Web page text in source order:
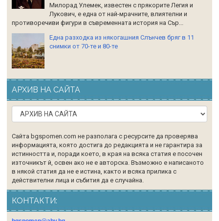
Милорад Улемек, известен с прякорите Легия и
Лукович, е една от най-мрачните, влиятелни и
противоречиви фигури в съвременната история на Сър...
Една разходка из някогашния Слънчев бряг в 11
снимки от 70-те и 80-те
АРХИВ НА САЙТА
Сайта bgspomen.com не разполага с ресурсите да проверява
информацията, която достига до редакцията и не гарантира за
истинността и, поради което, в края на всяка статия е посочен
източникът й, освен ако не е авторска. Възможно е написаното
в някой статия да не е истина, както и всяка прилика с
действителни лица и събития да е случайна.
КОНТАКТИ: